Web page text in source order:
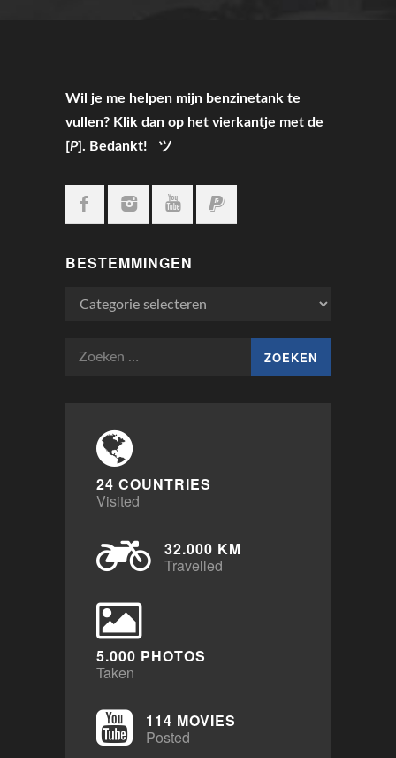
Wil je me helpen mijn benzinetank te
vullen? Klik dan op het vierkantje met de
[P]. Bedankt! ツ
BESTEMMINGEN
Bestemmingen
Zoeken
24 COUNTRIES
Visited
32.000 KM
Travelled
5.000 PHOTOS
Taken
114 MOVIES
Posted